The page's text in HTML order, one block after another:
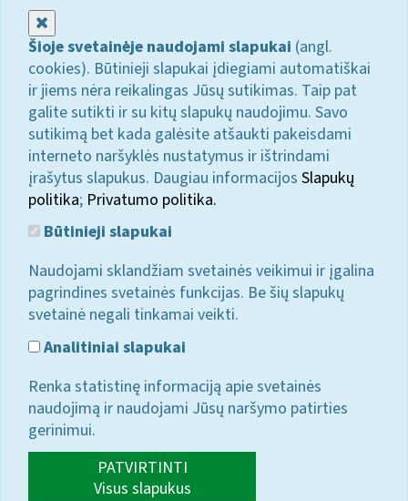
Šioje svetainėje naudojami slapukai (angl.
cookies). Būtinieji slapukai įdiegiami automatiškai
ir jiems nėra reikalingas Jūsų sutikimas. Taip pat
galite sutikti ir su kitų slapukų naudojimu. Savo
sutikimą bet kada galėsite atšaukti pakeisdami
interneto naršyklės nustatymus ir ištrindami
įrašytus slapukus. Daugiau informacijos Slapukų
politika; Privatumo politika.
Būtinieji slapukai
Naudojami sklandžiam svetainės veikimui ir įgalina
pagrindines svetainės funkcijas. Be šių slapukų
svetainė negali tinkamai veikti.
Analitiniai slapukai
Renka statistinę informaciją apie svetainės
naudojimą ir naudojami Jūsų naršymo patirties
gerinimui.
PATVIRTINTI
Visus slapukus